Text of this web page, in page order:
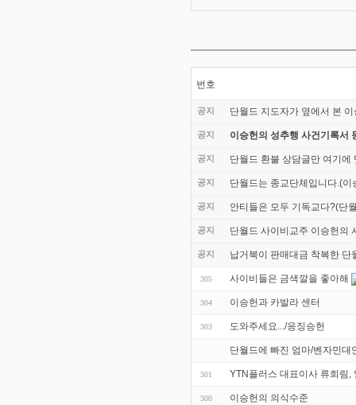
번호
공지 단월드 지도자가 옆에서 본
공지 이승헌의 성추행 사건기록서
공지 단월드 환불 상담글만 여기에
공지 단월드는 종교단체입니다.(
공지 안티들은 모두 기독교다?(단
공지 단월드 사이비교주 이승헌의
공지 납거북이 판매대금 착복한 단
305 사이비들은 금색깔을 좋아해
304 이승헌과 카발라 센터
303 도와주세요.../응징승헌
단월드에 빠진 엄마/벤자민
301 YTN플러스 대표이사 류희림,
300 이승헌의 의식수준